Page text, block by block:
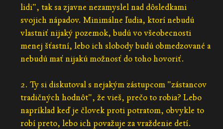
lidi", tak sa zjavne nezamyslel nad dôsledkami
svojich nápadov. Minimálne ľudia, ktorí nebudú
vlastniť nijaký pozemok, budú vo všeobecnosti
menej šťastní, lebo ich slobody budú obmedzované a
nebudú mať nijakú možnosť do toho hovoriť.
2. Ty si diskutoval s nejakým zástupcom "zástancov
tradičných hodnôt", že vieš, prečo to robia? Lebo
napríklad keď je človek proti potratom, obvykle to
robí preto, lebo ich považuje za vraždenie detí.